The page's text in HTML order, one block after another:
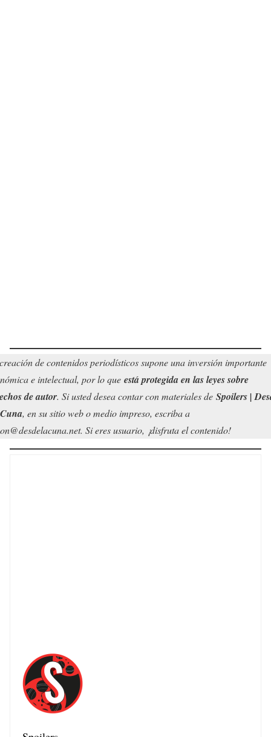
de contenidos periodísticos supone una inversión importante
e intelectual, por lo que está protegida en las leyes sobre
de autor. Si usted desea contar con materiales de Spoilers |
, en su sitio web o medio impreso, escriba a
Si eres usuario, ¡disfruta el contenido!